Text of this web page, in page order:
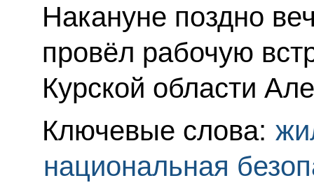
Накануне поздно
провёл рабочую
Курской области
Ключевые слова:
национальная